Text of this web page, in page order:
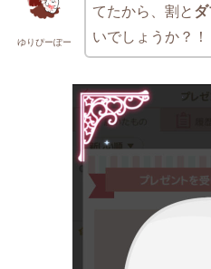
ゆりぴーぽー
てたから、割と
いでしょうか？！